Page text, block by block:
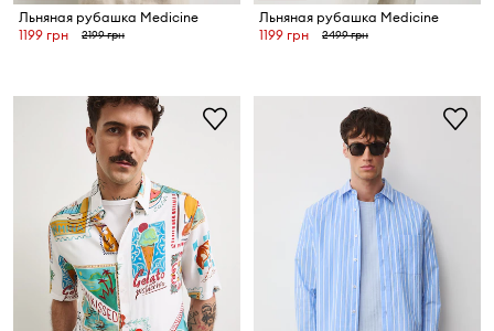
Льняная рубашка Medicine
1199 грн
2199 грн
Льняная рубашка Medicine
1199 грн
2499 грн